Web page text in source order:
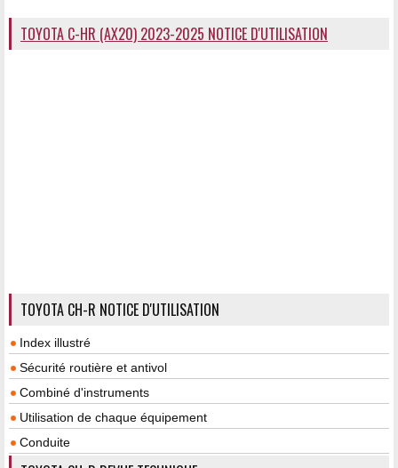
TOYOTA C-HR (AX20) 2023-2025 NOTICE D'UTILISATION
TOYOTA CH-R NOTICE D'UTILISATION
Index illustré
Sécurité routière et antivol
Combiné d'instruments
Utilisation de chaque équipement
Conduite